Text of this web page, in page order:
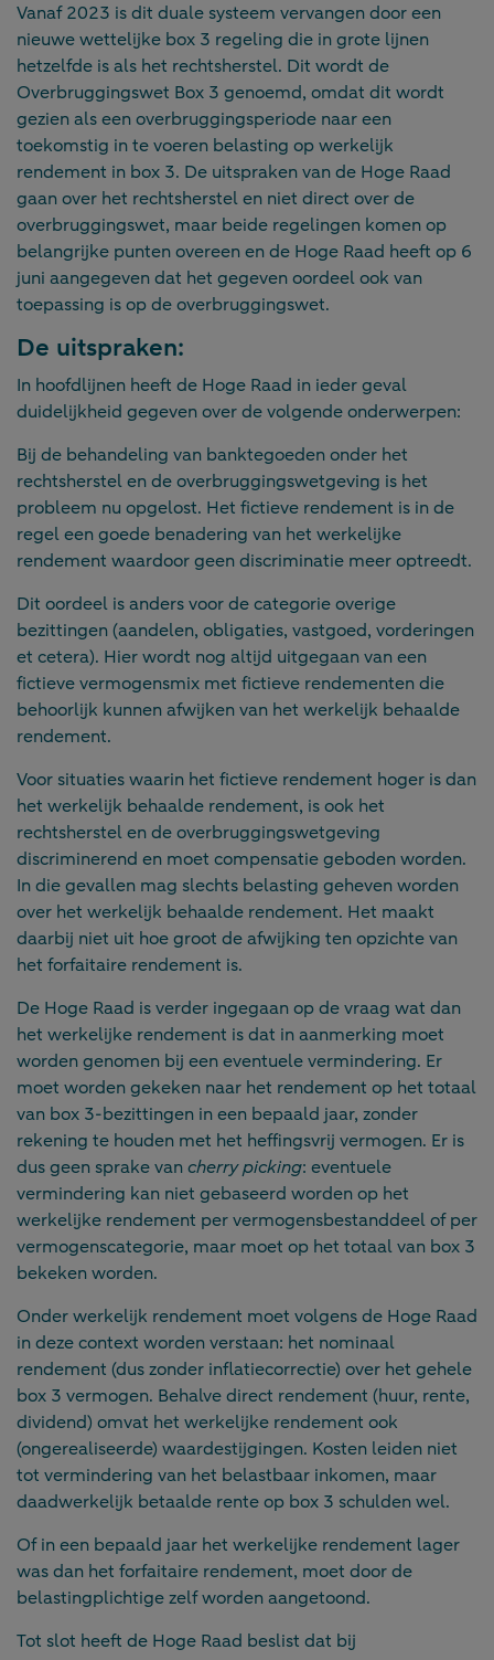
Vanaf 2023 is dit duale systeem vervangen door een
nieuwe wettelijke box 3 regeling die in grote lijnen
hetzelfde is als het rechtsherstel. Dit wordt de
Overbruggingswet Box 3 genoemd, omdat dit wordt
gezien als een overbruggingsperiode naar een
toekomstig in te voeren belasting op werkelijk
rendement in box 3. De uitspraken van de Hoge Raad
gaan over het rechtsherstel en niet direct over de
overbruggingswet, maar beide regelingen komen op
belangrijke punten overeen en de Hoge Raad heeft op 6
juni aangegeven dat het gegeven oordeel ook van
toepassing is op de overbruggingswet.
De uitspraken:
In hoofdlijnen heeft de Hoge Raad in ieder geval
duidelijkheid gegeven over de volgende onderwerpen:
Bij de behandeling van banktegoeden onder het
rechtsherstel en de overbruggingswetgeving is het
probleem nu opgelost. Het fictieve rendement is in de
regel een goede benadering van het werkelijke
rendement waardoor geen discriminatie meer optreedt.
Dit oordeel is anders voor de categorie overige
bezittingen (aandelen, obligaties, vastgoed, vorderingen
et cetera). Hier wordt nog altijd uitgegaan van een
fictieve vermogensmix met fictieve rendementen die
behoorlijk kunnen afwijken van het werkelijk behaalde
rendement.
Voor situaties waarin het fictieve rendement hoger is dan
het werkelijk behaalde rendement, is ook het
rechtsherstel en de overbruggingswetgeving
discriminerend en moet compensatie geboden worden.
In die gevallen mag slechts belasting geheven worden
over het werkelijk behaalde rendement. Het maakt
daarbij niet uit hoe groot de afwijking ten opzichte van
het forfaitaire rendement is.
De Hoge Raad is verder ingegaan op de vraag wat dan
het werkelijke rendement is dat in aanmerking moet
worden genomen bij een eventuele vermindering. Er
moet worden gekeken naar het rendement op het totaal
van box 3-bezittingen in een bepaald jaar, zonder
rekening te houden met het heffingsvrij vermogen. Er is
dus geen sprake vancherry picking: eventuele
vermindering kan niet gebaseerd worden op het
werkelijke rendement per vermogensbestanddeel of per
vermogenscategorie, maar moet op het totaal van box 3
bekeken worden.
Onder werkelijk rendement moet volgens de Hoge Raad
in deze context worden verstaan: het nominaal
rendement (dus zonder inflatiecorrectie) over het gehele
box 3 vermogen. Behalve direct rendement (huur, rente,
dividend) omvat het werkelijke rendement ook
(ongerealiseerde) waardestijgingen. Kosten leiden niet
tot vermindering van het belastbaar inkomen, maar
daadwerkelijk betaalde rente op box 3 schulden wel.
Of in een bepaald jaar het werkelijke rendement lager
was dan het forfaitaire rendement, moet door de
belastingplichtige zelf worden aangetoond.
Tot slot heeft de Hoge Raad beslist dat bij